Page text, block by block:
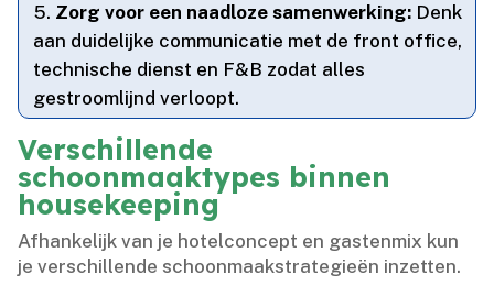
Zorg voor een naadloze samenwerking: Denk
aan duidelijke communicatie met de front office,
technische dienst en F&B zodat alles
gestroomlijnd verloopt.​
Verschillende
schoonmaaktypes binnen
housekeeping
Afhankelijk van je hotelconcept en gastenmix kun
je verschillende schoonmaakstrategieën inzetten.​